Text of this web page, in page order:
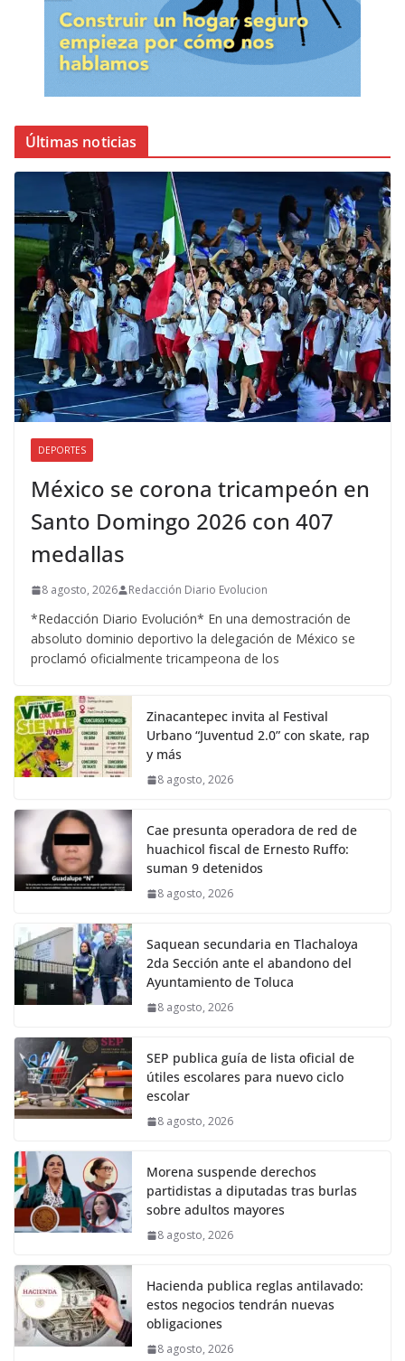
Últimas noticias
DEPORTES
México se corona tricampeón en
Santo Domingo 2026 con 407
medallas
8 agosto, 2026 Redacción Diario Evolucion
*Redacción Diario Evolución* En una demostración de
absoluto dominio deportivo la delegación de México se
proclamó oficialmente tricampeona de los
Zinacantepec invita al Festival
Urbano “Juventud 2.0” con skate, rap
y más
8 agosto, 2026
Cae presunta operadora de red de
huachicol fiscal de Ernesto Ruffo:
suman 9 detenidos
8 agosto, 2026
Saquean secundaria en Tlachaloya
2da Sección ante el abandono del
Ayuntamiento de Toluca
8 agosto, 2026
SEP publica guía de lista oficial de
útiles escolares para nuevo ciclo
escolar
8 agosto, 2026
Morena suspende derechos
partidistas a diputadas tras burlas
sobre adultos mayores
8 agosto, 2026
Hacienda publica reglas antilavado:
estos negocios tendrán nuevas
obligaciones
8 agosto, 2026